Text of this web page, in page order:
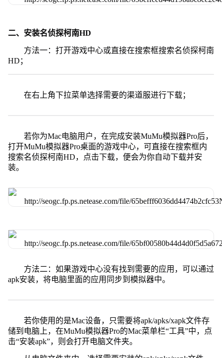
二、安装名侦探柯南HD
方法一：打开游戏中心或直接在搜索框搜索名侦探柯南
HD；
在右上角下拉菜单选择需要的渠道服进行下载；
若你为Mac电脑用户，在完成安装MuMu模拟器Pro后，
打开MuMu模拟器Pro桌面的游戏中心，可直接在搜索框内
搜索名侦探柯南HD，点击下载，便会为你自动下载并安
装。
方法二：如果游戏中心没有找到需要的应用，可以通过
apk安装，将电脑里面的应用同步到模拟器中。
若你使用的是Mac设备，只需要将apk/apks/xapk文件存
储到电脑上，在MuMu模拟器Pro的Mac菜单栏“工具”中，点
击“安装apk”，则会打开电脑文件夹。